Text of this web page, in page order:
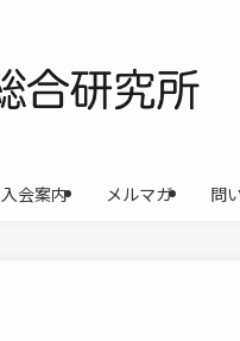
入会案内 メルマガ 問